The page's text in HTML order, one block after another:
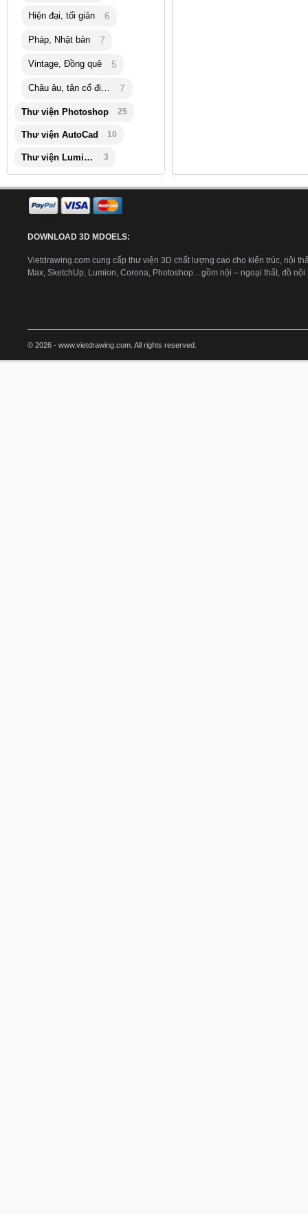
Hiện đại, tối giản 6
Pháp, Nhật bản 7
Vintage, Đồng quê 5
Châu âu, tân cổ điển 7
Thư viện Photoshop 25
Thư viện AutoCad 10
Thư viện Lumion 3
DOWNLOAD 3D MDOELS:
Vietdrawing.com cung cấp thư viện 3D chất lượng cao cho kiến trúc, nội
Max, SketchUp, Lumion, Corona, Photoshop…gồm nội – ngoại thất, đồ nội
© 2026 - www.vietdrawing.com. All rights reserved.